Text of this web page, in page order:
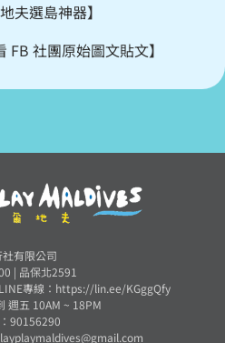
夫選島神器】
FB 社團原始圖文貼文】
有限公司
| 品保北2591
LINE專線：https://lin.ee/KGggQfy
週五 10AM ~ 18PM
90156290